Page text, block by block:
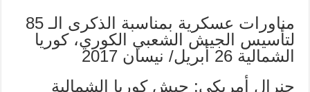
مناورات عسكرية بمناسبة الذكرى الـ 85
لتأسيس الجيش الشعبي الكوري، كوريا
الشمالية 26 أبريل/ نيسان 2017
جنرال أمريكي: جيش كوريا الشمالية